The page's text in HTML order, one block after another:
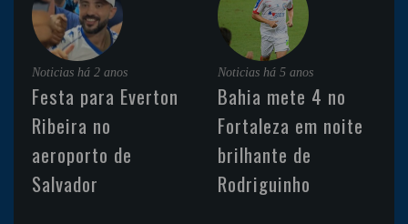
Noticias há 2 anos
Festa para Everton
Ribeira no
aeroporto de
Salvador
Noticias há 5 anos
Bahia mete 4 no
Fortaleza em noite
brilhante de
Rodriguinho